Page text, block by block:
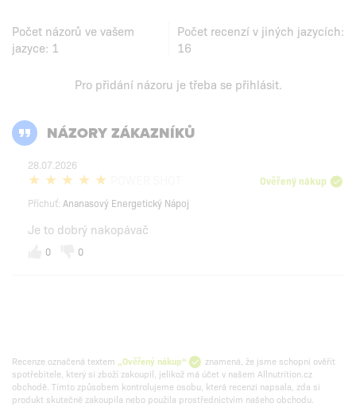
Počet názorů ve vašem
jazyce: 1
Počet recenzí v jiných jazycích:
16
Pro přidání názoru je třeba se přihlásit.
NÁZORY ZÁKAZNÍKŮ
28.07.2026
Ověřený nákup
Příchuť: Ananasový Energetický Nápoj
Je to dobrý nakopávač
0 0
Recenze označená textem „Ověřený nákup“
znamená, že jsme schopni ověřit
spotřebitele, který si zboží zakoupil, jelikož má účet v našem Allnutrition.cz
obchodě. Tímto způsobem kontrolujeme osobu, která recenzi napsala, zda si
produkt skutečně zakoupila nebo použila prostřednictvím našeho obchodu.